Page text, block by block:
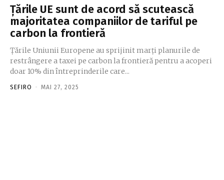
Țările UE sunt de acord să scutească
majoritatea companiilor de tariful pe
carbon la frontieră
Țările Uniunii Europene au sprijinit marți planurile de
restrângere a taxei pe carbon la frontieră pentru a acoperi
doar 10% din întreprinderile care...
SEFIRO - MAI 27, 2025